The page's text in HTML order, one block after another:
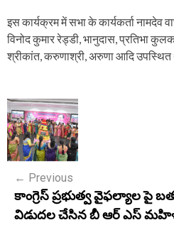
इस कार्यक्रम में सभा के कार्यकर्ता नामदेव
विनोद कुमार रेड्डी, भानुदास, प्रतिभा
श्रीकांत, करुणाश्री, अरुणा आदि
P
o
s
n
← Previous
కాంగ్రెస్ ప్రభుత్వ వైఫల్యాల పై
విడుదల చేసిన బీ ఆర్ ఎస్